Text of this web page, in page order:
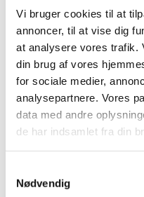
Vi bruger cookies til at
annoncer, til at vise dig
at analysere vores trafik.
din brug af vores
for sociale medier,
analysepartnere. Vores
data med andre
de har indsamlet fra din
Nødvendig